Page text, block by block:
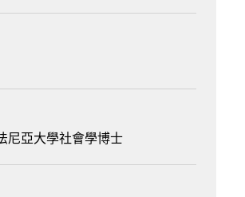
尼亞大學社會學博士